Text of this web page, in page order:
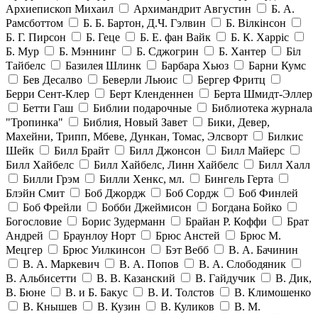
Архиепископ Михаил
Архимандрит Августин
Б. А.
Рамсботтом
Б. Б. Бартон, Д.Ч. Гэлвин
Б. Вілкінсон
Б. Г. Пирсон
Б. Геце Б. Е. фан Вайк
Б. К. Харріс
Б. Мур
Б. Мэннинг Б. Сджогрин Б. Хантер
Біл
Тайбелс
Базилея Шлинк Барбара Хьюз
Барни Кумс
Бев Десалво
Беверли Льюис
Бергер Фритц
Берри Сент-Клер
Берт Кленденнен
Берта Шмидт-Эллер
Бетти Гаш
Библии подарочные
Библиотека журнала
"Тропинка"
Библия, Новый Завет
Бики, Девер,
Махейни, Трипп, Мбеве, Дункан, Томас, Элсворт
Билкис
Шейк
Билл Брайт Билл Джонсон
Билл Майерс
Билл Хайбелс
Билл Хайбелс, Линн Хайбелс
Билл Халл
Билли Грэм
Билли Хенкс, мл.
Бингель Герта
Блэйн Смит
Боб Джордж Боб Сордж
Боб Финлей
Боб Фрейли
Бобби Джеймисон
Богдана Бойко
Богословие
Борис Зудерманн Брайан Р. Коффи
Брат
Андрей
Браунлоу Норт Брюс Анстей
Брюс М.
Мецгер
Брюс Уилкинсон Бэт Вебб
В. А. Бачинин
В. А. Маркевич
В. А. Попов
В. А. Слободяник
В. Альбисетти
В. В. Казанский В. Гайдучик
В. Дик,
В. Бюне
В. и Б. Бакус В. И. Толстов
В. Климошенко
В. Кнышев
В. Кузин В. Куликов
В. М.